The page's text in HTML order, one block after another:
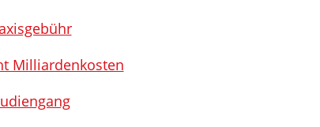
Milliardenkosten